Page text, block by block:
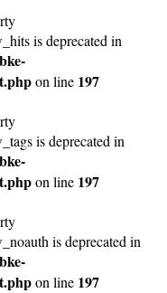
is deprecated in
on line 197
is deprecated in
on line 197
is deprecated in
on line 197